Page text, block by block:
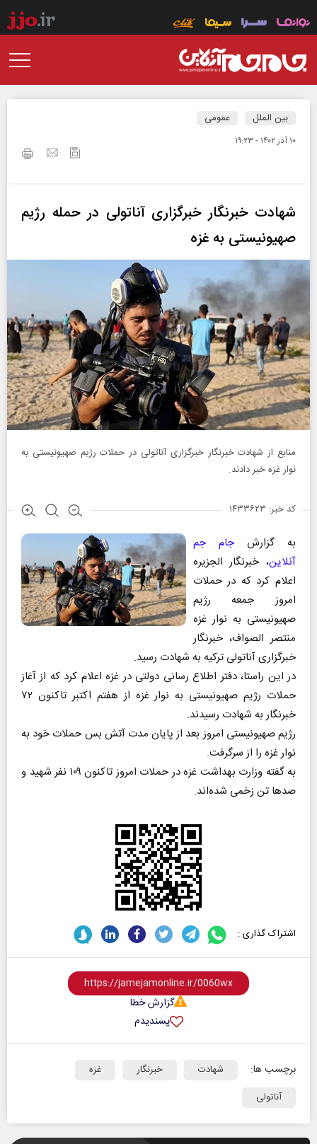
بین الملل عمومی
۱۰ آذر ۱۴۰۲ - ۱۹:۲۳
شهادت خبرنگار خبرگزاری آناتولی در حمله رژیم
صهیونیستی به غزه
منابع از شهادت خبرنگار خبرگزاری آناتولی در حملات رژیم صهیونیستی به
نوار غزه خبر دادند.
کد خبر: ۱۴۳۳۶۲۳
به گزارشجام جم
آنلاین، خبرنگار الجزیره
اعلام کرد که در حملات
امروز جمعه رژیم
صهیونیستی به نوار غزه
منتصر الصواف، خبرنگار
خبرگزاری آناتولی ترکیه به شهادت رسید.
در این راستا، دفتر اطلاع رسانی دولتی در غزه اعلام کرد که از آغاز
حملات رژیم صهیونیستی به نوار غزه از هفتم اکتبر تاکنون ۷۲
خبرنگار به شهادت رسیدند.
رژیم صهیونیستی امروز بعد از پایان مدت آتش بس حملات خود به
نوار غزه را از سرگرفت.
به گفته وزارت بهداشت غزه در حملات امروز تاکنون ۱۰۹ نفر شهید و
صد‌ها تن زخمی شده‌اند.
اشتراک گذاری :
گزارش خطا
پسندیدم
برچسب ها: شهادت خبرنگار
غزه
آناتولی